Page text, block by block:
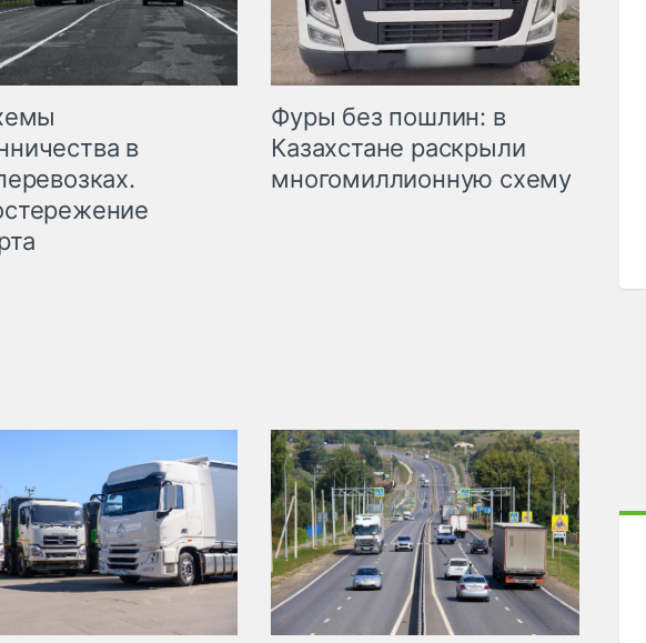
в
Фуры без пошлин: в
Казахстане раскрыли
многомиллионную схему